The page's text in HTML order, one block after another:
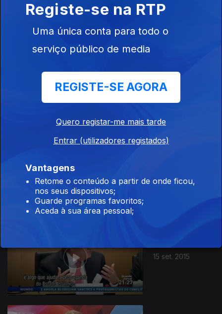
17 set. 2015
15 set. 2015
Registe-se na RTP
Uma única conta para todo o
serviço público de media
REGISTE-SE AGORA
Quero registar-me mais tarde
Entrar (utilizadores registados)
Vantagens
Retome o conteúdo a partir de onde ficou,
nos seus dispositivos;
Guarde programas favoritos;
Aceda à sua área pessoal;